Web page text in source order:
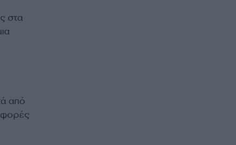
στα
από
φορές